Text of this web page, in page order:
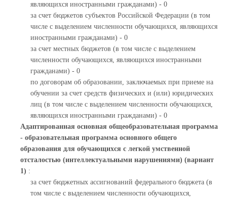
являющихся иностранными гражданами) - 0
за счет бюджетов субъектов Российской Федерации (в том
числе с выделением численности обучающихся, являющихся
иностранными гражданами) - 0
за счет местных бюджетов (в том числе с выделением
численности обучающихся, являющихся иностранными
гражданами) - 0
по договорам об образовании, заключаемых при приеме на
обучении за счет средств физических и (или) юридических
лиц (в том числе с выделением численности обучающихся,
являющихся иностранными гражданами) - 0
Адаптированная основная общеобразовательная программа
- образовательная программа основного общего
образования для обучающихся с легкой умственной
отсталостью (интеллектуальными нарушениями) (вариант
1) :
за счет бюджетных ассигнований федерального бюджета (в
том числе с выделением численности обучающихся,